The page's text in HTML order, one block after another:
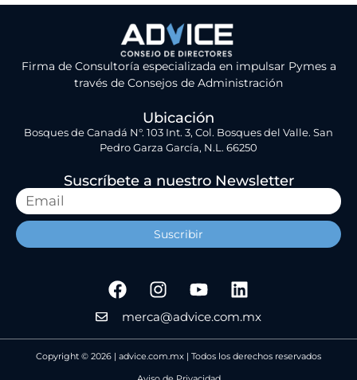
Firma de Consultoría especializada en impulsar Pymes a
través de Consejos de Administración
Ubicación
Bosques de Canadá N°. 103 Int. 3, Col. Bosques del Valle. San
Pedro Garza García, N.L. 66250
Suscríbete a nuestro Newsletter
Suscribir
merca@advice.com.mx
Copyright © 2026 | advice.com.mx | Todos los derechos reservados